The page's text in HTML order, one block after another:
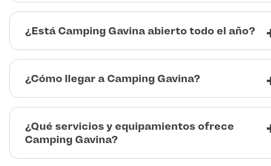
¿Está Camping Gavina abierto todo el año?
¿Cómo llegar a Camping Gavina?
¿Qué servicios y equipamientos ofrece
Camping Gavina?